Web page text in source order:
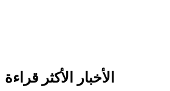
الأخبار الأكثر قراءة